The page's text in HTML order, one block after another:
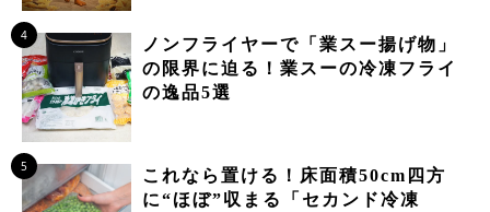
4
ノンフライヤーで「業スー揚げ物」
の限界に迫る！業スーの冷凍フライ
の逸品5選
5
これなら置ける！床面積50cm四方
に“ほぼ”収まる「セカンド冷凍